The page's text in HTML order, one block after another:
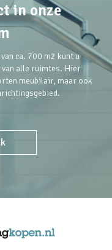
in onze
ca. 700 m2 kunt u
alle ruimtes. Hier
meubilair, maar ook